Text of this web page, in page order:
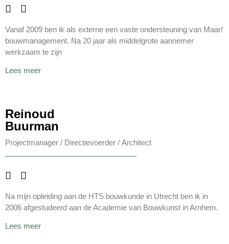
Vanaf 2009 ben ik als externe een vaste ondersteuning van Maar!
bouwmanagement. Na 20 jaar als middelgrote aannemer
werkzaam te zijn
Lees meer
Reinoud
Buurman
Projectmanager / Directievoerder / Architect
Na mijn opleiding aan de HTS bouwkunde in Utrecht ben ik in
2006 afgestudeerd aan de Academie van Bouwkunst in Arnhem.
Lees meer